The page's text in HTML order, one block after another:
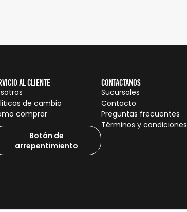
al cliente
de cambio
comprar
Botón de
arrepentimiento
Contactanos
Sucursales
Contacto
Preguntas frecuentes
Términos y condiciones